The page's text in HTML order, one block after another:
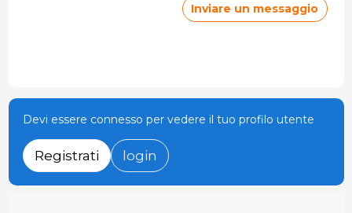
Inviare un messaggio
Devi essere connesso per vedere il tuo profilo utente
Registrati login